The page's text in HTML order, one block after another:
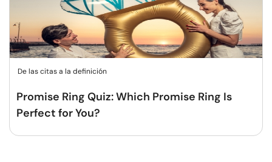
De las citas a la definición
Promise Ring Quiz: Which Promise Ring Is
Perfect for You?